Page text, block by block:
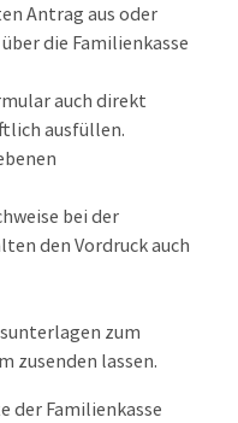
Antrag aus oder
die Familienkasse
auch direkt
ausfüllen.
bei der
den Vordruck auch
zum
zusenden lassen.
der Familienkasse